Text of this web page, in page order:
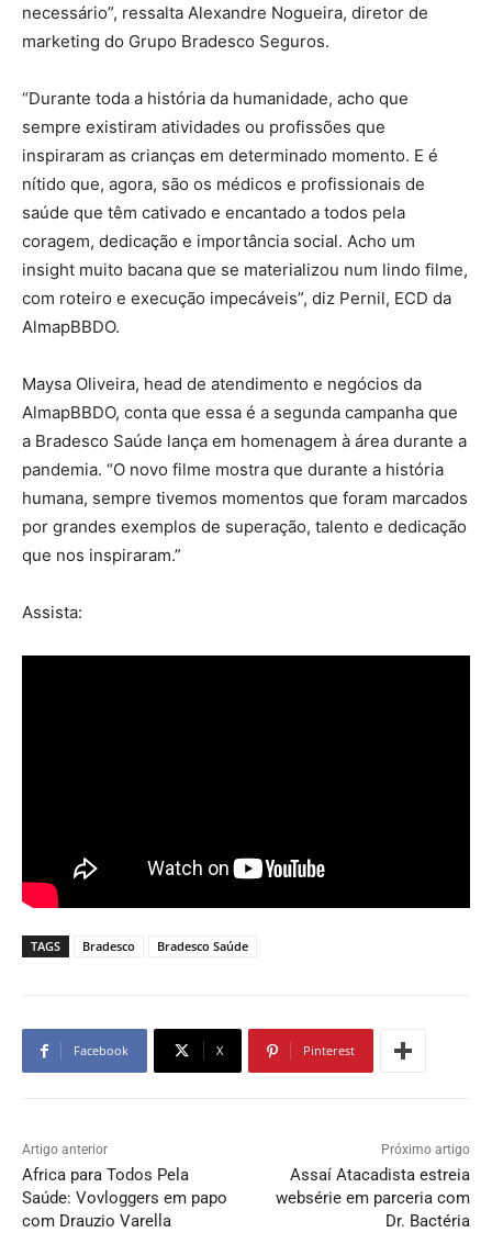
necessário”, ressalta Alexandre Nogueira, diretor de
marketing do Grupo Bradesco Seguros.
“Durante toda a história da humanidade, acho que
sempre existiram atividades ou profissões que
inspiraram as crianças em determinado momento. E é
nítido que, agora, são os médicos e profissionais de
saúde que têm cativado e encantado a todos pela
coragem, dedicação e importância social. Acho um
insight muito bacana que se materializou num lindo filme,
com roteiro e execução impecáveis”, diz Pernil, ECD da
AlmapBBDO.
Maysa Oliveira, head de atendimento e negócios da
AlmapBBDO, conta que essa é a segunda campanha que
a Bradesco Saúde lança em homenagem à área durante a
pandemia. “O novo filme mostra que durante a história
humana, sempre tivemos momentos que foram marcados
por grandes exemplos de superação, talento e dedicação
que nos inspiraram.”
Assista:
TAGS Bradesco Bradesco Saúde
Facebook X Pinterest
Artigo anterior
Africa para Todos Pela
Saúde: Vovloggers em papo
com Drauzio Varella
Próximo artigo
Assaí Atacadista estreia
websérie em parceria com
Dr. Bactéria